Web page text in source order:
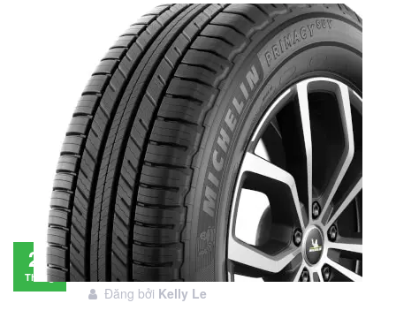
28
Tháng
Đánh giá lốp Michelin Primacy SUV: Đáng
đầu tư không?
Đăng bởi Kelly Le